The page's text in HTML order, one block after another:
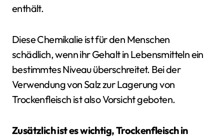
enthält.
Diese Chemikalie ist für den Menschen
schädlich, wenn ihr Gehalt in Lebensmitteln ein
bestimmtes Niveau überschreitet. Bei der
Verwendung von Salz zur Lagerung von
Trockenfleisch ist also Vorsicht geboten.
Zusätzlich ist es wichtig, Trockenfleisch in